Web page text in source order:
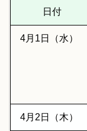
日付
4月1日（水）
4月2日（木）